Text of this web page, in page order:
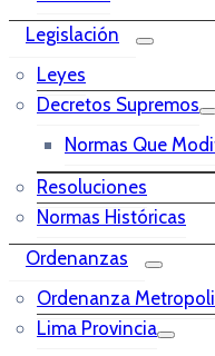
Legislación
Leyes
Decretos Supremos
Normas Que
Resoluciones
Normas Históricas
Ordenanzas
Ordenanza
Lima Provincia